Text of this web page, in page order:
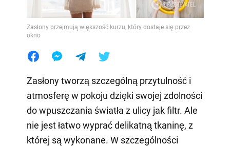
Zasłony przejmują większość kurzu, który dostaje się przez
okno
Zasłony tworzą szczególną przytulność i
atmosferę w pokoju dzięki swojej zdolności
do wpuszczania światła z ulicy jak filtr. Ale
nie jest łatwo wyprać delikatną tkaninę, z
której są wykonane. W szczególności